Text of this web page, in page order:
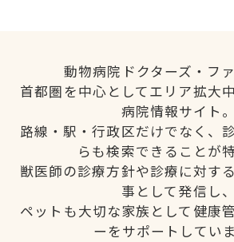
動物病院ドクターズ・ファ
首都圏を中心としてエリア拡大
病院情報サイト。
路線・駅・行政区だけでなく、
らも検索できることが特
獣医師の診療方針や診療に対す
事として発信し、
ペットも大切な家族として健康
ーをサポートしていま